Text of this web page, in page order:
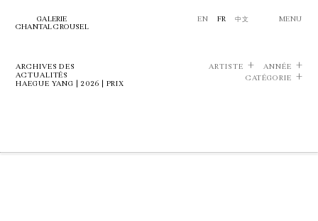
GALERIE
CHANTAL CROUSEL
EN FR 中文 MENU
ARCHIVES DES
ACTUALITÉS
HAEGUE YANG | 2026 | PRIX
ARTISTE
ANNÉE
CATÉGORIE